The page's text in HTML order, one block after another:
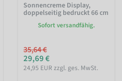
Sonnencreme Display,
doppelseitig bedruckt 66 cm
Sofort versandfähig.
35,64 €
29,69 €
24,95 EUR zzgl. ges. MwSt.